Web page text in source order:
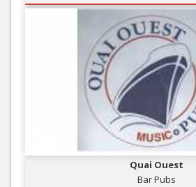
Quai Ouest
Bar Pubs